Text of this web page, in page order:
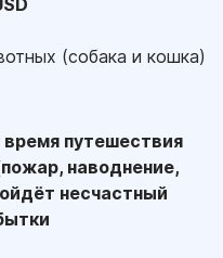
(собака и кошка)
путешествия
наводнение,
несчастный